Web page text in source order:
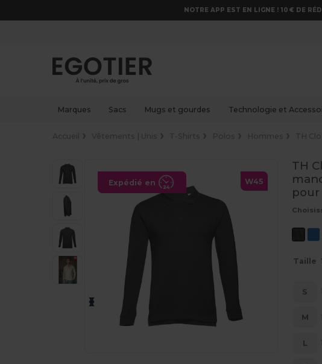
NOTRE APP EST EN LIGNE ! 10 € DE
Marques Sacs Mugs et gourdes Technologie et
W45
Expédié en
TH
Taille
S
M
L